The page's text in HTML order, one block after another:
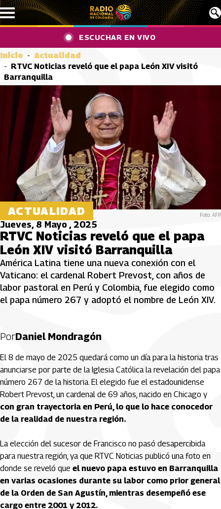
Pasar al contenido principal
ESCUCHAR EN VIVO
Inicio
Actualidad
RTVC Noticias reveló que el papa León XIV visitó
Barranquilla
ACTUALIDAD Foto: AFP
Jueves, 8 Mayo , 2025
RTVC Noticias reveló que el papa
León XIV visitó Barranquilla
América Latina tiene una nueva conexión con el
Vaticano: el cardenal Robert Prevost, con años de
labor pastoral en Perú y Colombia, fue elegido como
el papa número 267 y adoptó el nombre de León XIV.
PorDaniel Mondragón
El 8 de mayo de 2025 quedará como un día para la historia tras
anunciarse por parte de la Iglesia Católica la revelación del papa
número 267 de la historia. El elegido fue el estadounidense
Robert Prevost, un cardenal de 69 años, nacido en Chicago y
con gran trayectoria en Perú, lo que lo hace conocedor
de la realidad de nuestra región.
La elección del sucesor de Francisco no pasó desapercibida
para nuestra región, ya que RTVC Noticias publicó una foto en
donde se reveló que el nuevo papa estuvo en Barranquilla
en varias ocasiones durante su labor como prior general
de la Orden de San Agustín, mientras desempeñó ese
cargo entre 2001 y 2012.